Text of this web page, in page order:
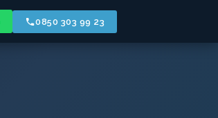
0850 303 99 23